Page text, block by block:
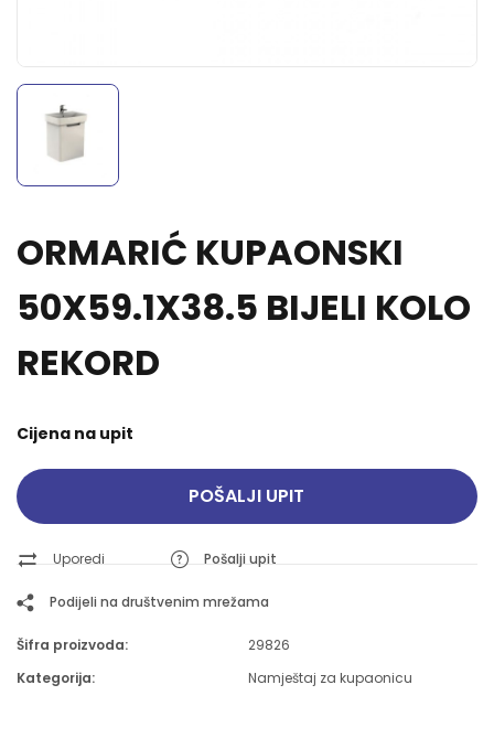
ORMARIĆ KUPAONSKI
50X59.1X38.5 BIJELI KOLO
REKORD
Cijena na upit
POŠALJI UPIT
Uporedi Pošalji upit
Podijeli na društvenim mrežama
Šifra proizvoda:
29826
Kategorija:
Namještaj za kupaonicu